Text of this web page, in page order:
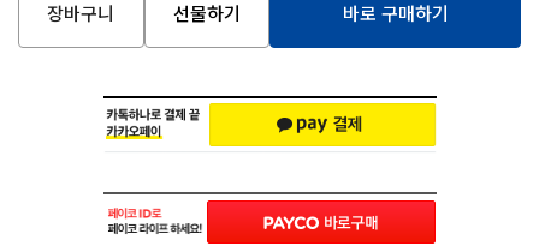
장바구니 선물하기 바로 구매하기